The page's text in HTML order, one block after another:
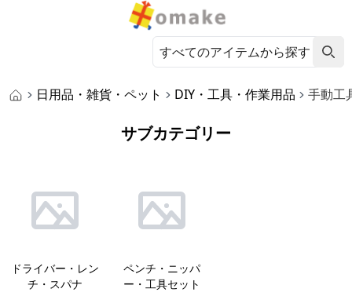
日用品・雑貨・ペット DIY・工具・作業用品 手動工
サブカテゴリー
ドライバー・レン
チ・スパナ
ペンチ・ニッパ
ー・工具セット